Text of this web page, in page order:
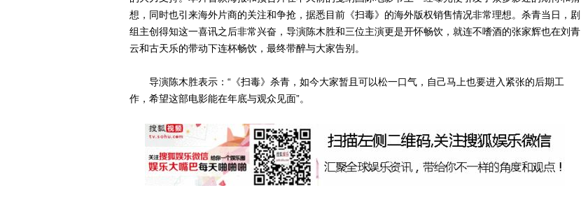
想，同时也引来海外片商的关注和争抢，据悉目前《扫毒》的海外版权销售情况非常理想。杀青当日，剧
组主创得知这一喜讯之后非常兴奋，导演陈木胜和三位主演更是开怀畅饮，就连不嗜酒的张家辉也在刘青
云和古天乐的带动下连杯畅饮，最终带醉与大家告别。
导演陈木胜表示：“《扫毒》杀青，如今大家暂且可以松一口气，自己马上也要进入紧张的后期工
作，希望这部电影能在年底与观众见面”。